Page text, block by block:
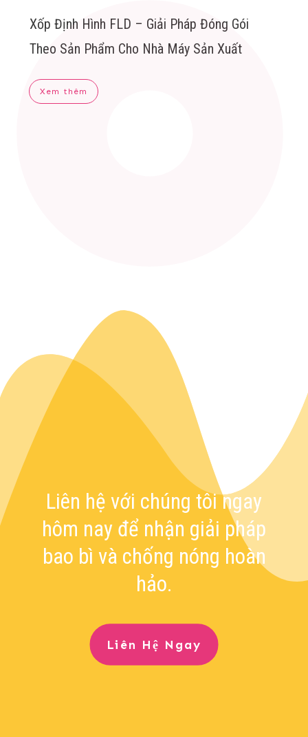
Xốp Định Hình FLD – Giải Pháp Đóng Gói
Theo Sản Phẩm Cho Nhà Máy Sản Xuất
Xem thêm
Liên hệ với chúng tôi ngay
hôm nay để nhận giải pháp
bao bì và chống nóng hoàn
hảo.
Liên Hệ Ngay